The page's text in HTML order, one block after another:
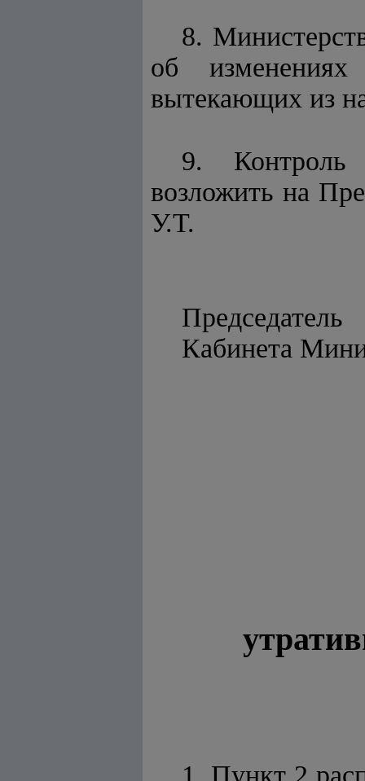
8.
об изменениях
вытекающих из
9. Контроль
возложить на
У.Т.
Председатель
1. Пункт 2